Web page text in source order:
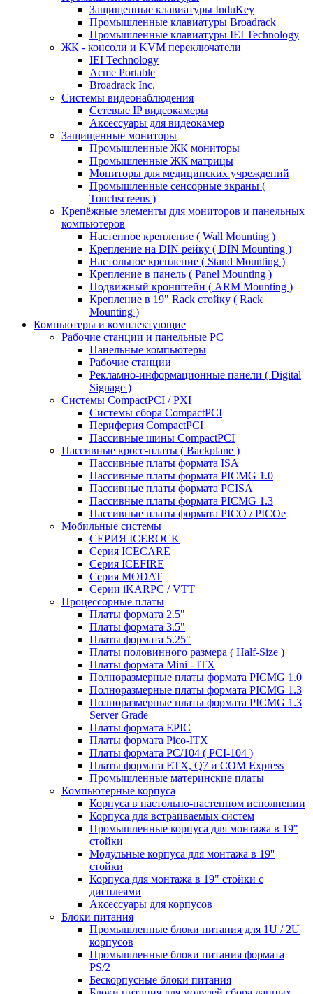
Защищенные клавиатуры InduKey
Промышленные клавиатуры Broadrack
Промышленные клавиатуры IEI Technology
ЖК - консоли и KVM переключатели
IEI Technology
Acme Portable
Broadrack Inc.
Системы видеонаблюдения
Сетевые IP видеокамеры
Аксессуары для видеокамер
Защищенные мониторы
Промышленные ЖК мониторы
Промышленные ЖК матрицы
Мониторы для медицинских учреждений
Промышленные сенсорные экраны (
Touchscreens )
Крепёжные элементы для мониторов и панельных
компьютеров
Настенное крепление ( Wall Mounting )
Крепление на DIN рейку ( DIN Mounting )
Настольное крепление ( Stand Mounting )
Крепление в панель ( Panel Mounting )
Подвижный кронштейн ( ARM Mounting )
Крепление в 19" Rack стойку ( Rack
Mounting )
Компьютеры и комплектующие
Рабочие станции и панельные РС
Панельные компьютеры
Рабочие станции
Рекламно-информационные панели ( Digital
Signage )
Системы CompactPCI / PXI
Системы сбора CompactPCI
Периферия CompactPCI
Пассивные шины CompactPCI
Пассивные кросс-платы ( Backplane )
Пассивные платы формата ISA
Пассивные платы формата PICMG 1.0
Пассивные платы формата PCISA
Пассивные платы формата PICMG 1.3
Пассивные платы формата PICO / PICOe
Мобильные системы
СЕРИЯ ICEROCK
Серия ICECARE
Серия ICEFIRE
Серия MODAT
Серии iKARPC / VTT
Процессорные платы
Платы формата 2.5"
Платы формата 3.5"
Платы формата 5.25"
Платы половинного размера ( Half-Size )
Платы формата Mini - ITX
Полноразмерные платы формата PICMG 1.0
Полноразмерные платы формата PICMG 1.3
Полноразмерные платы формата PICMG 1.3
Server Grade
Платы формата EPIC
Платы формата Pico-ITX
Платы формата PC/104 ( PCI-104 )
Платы формата ETX, Q7 и COM Express
Промышленные материнские платы
Компьютерные корпуса
Корпуса в настольно-настенном исполнении
Корпуса для встраиваемых систем
Промышленные корпуса для монтажа в 19"
стойки
Модульные корпуса для монтажа в 19''
стойки
Корпуса для монтажа в 19" стойки с
дисплеями
Аксессуары для корпусов
Блоки питания
Промышленные блоки питания для 1U / 2U
корпусов
Промышленные блоки питания формата
PS/2
Бескорпусные блоки питания